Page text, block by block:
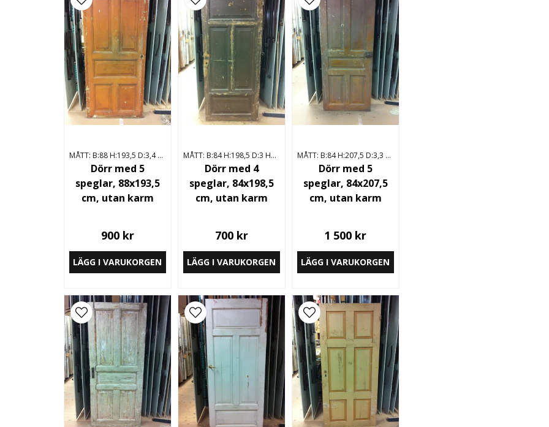
MÅTT: B:88 H:193,5 D:3,4 HÖGERHÄNGD
Dörr med 5
speglar, 88x193,5
cm, utan karm
900 kr
LÄGG I VARUKORGEN
MÅTT: B:84 H:198,5 D:3 HÖGERHÄNGD
Dörr med 4
speglar, 84x198,5
cm, utan karm
700 kr
LÄGG I VARUKORGEN
MÅTT: B:84 H:207,5 D:3,3 HÖGERHÄNGD
Dörr med 5
speglar, 84x207,5
cm, utan karm
1 500 kr
LÄGG I VARUKORGEN